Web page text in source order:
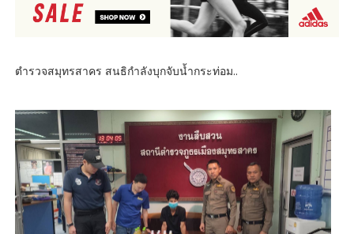
ตำรวจสมุทรสาคร สนธิกำลังบุกจับน้ำกระท่อม..